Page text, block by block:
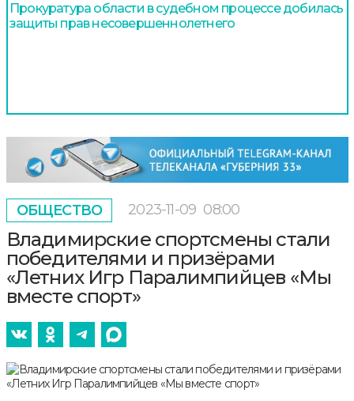
Прокуратура области в судебном процессе добилась
защиты прав несовершеннолетнего
ОБЩЕСТВО 2023-11-09 08:00
Владимирские спортсмены стали
победителями и призёрами
«Летних Игр Паралимпийцев «Мы
вместе спорт»